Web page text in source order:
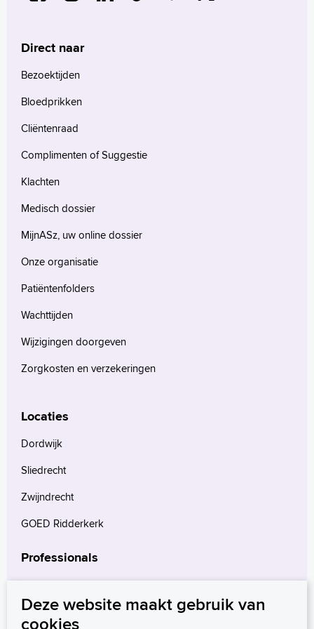
Thuismonitoring van de bloeddruk
Homepage
Medewerkers
English
Français
Türkçe
Arabisch
Direct naar
Bezoektijden
Bloedprikken
Cliëntenraad
Complimenten of Suggestie
Klachten
Medisch dossier
MijnASz, uw online dossier
Onze organisatie
Patiëntenfolders
Wachttijden
Wijzigingen doorgeven
Zorgkosten en verzekeringen
Locaties
Dordwijk
Sliedrecht
Zwijndrecht
GOED Ridderkerk
Professionals
Verwijzers
Wetenschappelijk onderzoek
Deze website maakt gebruik van
cookies